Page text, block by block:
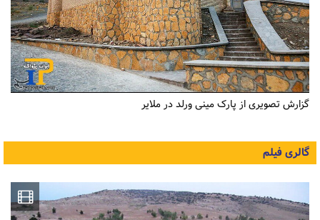
گزارش تصویری از پارک مینی ورلد در ملایر
گالری فیلم